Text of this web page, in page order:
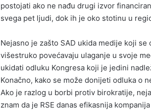
postojati ako ne nađu drugi izvor
svega pet ljudi, dok ih je oko stotinu u
Nejasno je zašto SAD ukida medije koji
višestruko povećavaju ulaganje u svoje
ukidati odluku Kongresa koji je jedini
Konačno, kako se može donijeti odluka o
Ako je razlog u borbi protiv birokratije,
znam da je RSE danas efikasnija